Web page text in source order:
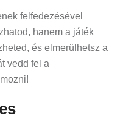
felfedezésével
hanem a játék
és elmerülhetsz a
vedd fel a